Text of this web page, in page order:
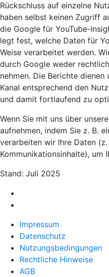
Rückschluss auf einzelne
haben selbst keinen Zugriff
die Google für YouTube-
legt fest, welche Daten für
Weise verarbeitet werden.
durch Google weder
nehmen. Die Berichte dienen
Kanal entsprechend den
und damit fortlaufend zu
Wenn Sie mit uns über
aufnehmen, indem Sie z. B.
verarbeiten wir Ihre Daten
Kommunikationsinhalte), um
Stand: Juli 2025
Impressum
Datenschutz
Nutzungsbedingungen
Rechtliche Hinweise
AGB